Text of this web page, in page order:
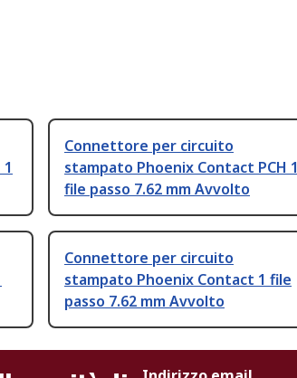
Connettore per circuito
stampato Phoenix Contact PCH 1
file passo 7.62 mm Avvolto
Connettore per circuito
stampato Phoenix Contact 1 file
passo 7.62 mm Avvolto